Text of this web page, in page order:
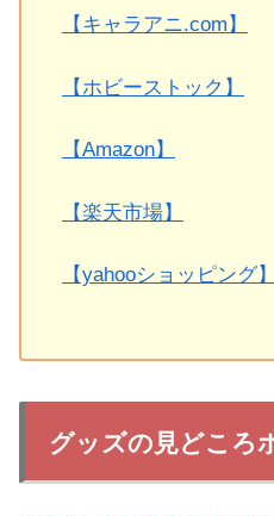
【キャラアニ.com】
【ホビーストック】
【Amazon】
【楽天市場】
【yahooショッピング】
グッズの見どころ